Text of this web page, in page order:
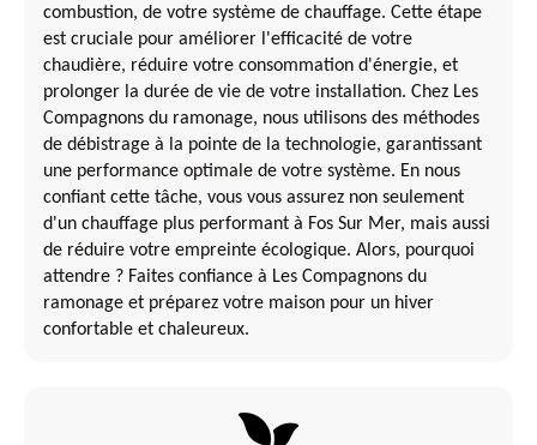
combustion, de votre système de chauffage. Cette étape
est cruciale pour améliorer l'efficacité de votre
chaudière, réduire votre consommation d'énergie, et
prolonger la durée de vie de votre installation. Chez Les
Compagnons du ramonage, nous utilisons des méthodes
de débistrage à la pointe de la technologie, garantissant
une performance optimale de votre système. En nous
confiant cette tâche, vous vous assurez non seulement
d'un chauffage plus performant à Fos Sur Mer, mais aussi
de réduire votre empreinte écologique. Alors, pourquoi
attendre ? Faites confiance à Les Compagnons du
ramonage et préparez votre maison pour un hiver
confortable et chaleureux.